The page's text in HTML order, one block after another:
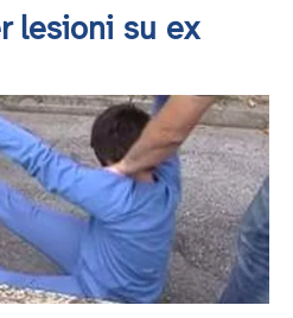
lesioni su ex